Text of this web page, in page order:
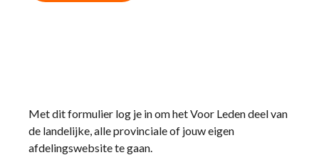
Met dit formulier log je in om het Voor Leden deel van
de landelijke, alle provinciale of jouw eigen
afdelingswebsite te gaan.